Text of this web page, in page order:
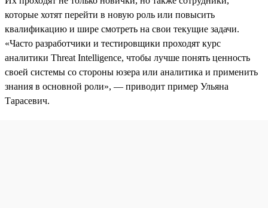
которые хотят перейти в новую роль или повысить
квалификацию и шире смотреть на свои текущие задачи.
«Часто разработчики и тестировщики проходят курс
аналитики Threat Intelligence, чтобы лучше понять ценность
своей системы со стороны юзера или аналитика и применить
знания в основной роли», — приводит пример Ульяна
Тарасевич.